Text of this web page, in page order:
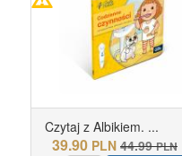
Czytaj z Albikiem. ...
39.90 PLN 44.99 PLN